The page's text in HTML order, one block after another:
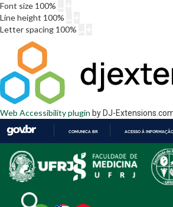
Font size 100%
Line height 100%
Letter spacing 100%
Web Accessibility plugin by DJ-
PARA
O
CONTEÚDO
COMUNICA BR ACESSO À INFORMAÇÃO